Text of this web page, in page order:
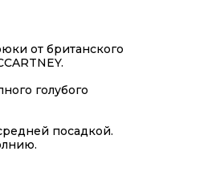
от британского
голубого
посадкой.